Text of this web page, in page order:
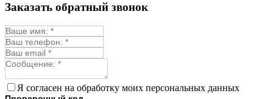
Репешок
Синюха
Смесь лекарственных
Стевия
Тимьян ползучий (чабрец)
Заказать обратный звонок
Я согласен на обработку моих персональных данных